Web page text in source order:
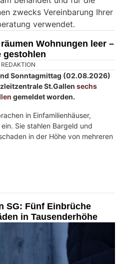
zwecks Vereinbarung Ihrer
verwendet.
Wohnungen leer –
gestohlen
Sonntagmittag (02.08.2026)
St.Gallensechs
gemeldet worden.
in Einfamilienhäuser,